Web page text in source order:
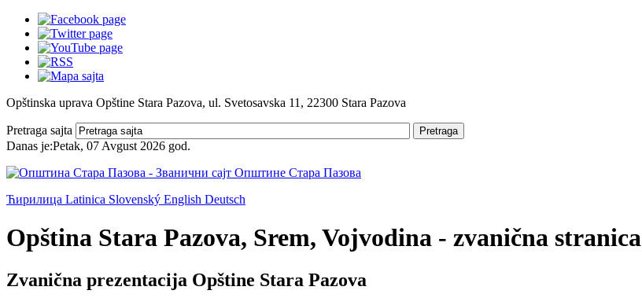
Opštinska uprava Opštine Stara Pazova, ul. Svetosavska 11, 22300 Stara Pazova
Pretraga sajta Pretraga
Danas je:Petak, 07 Avgust 2026 god.
Ћирилица Latinica Slovenský English Deutsch
Opština Stara Pazova, Srem, Vojvodina - zvanična stranica
Zvanična prezentacija Opštine Stara Pazova